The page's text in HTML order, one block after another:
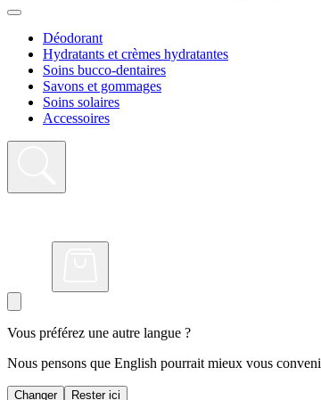
Déodorant
Hydratants et crèmes hydratantes
Soins bucco-dentaires
Savons et gommages
Soins solaires
Accessoires
Vous préférez une autre langue ?
Nous pensons que English pourrait mieux vous
Changer
Rester ici